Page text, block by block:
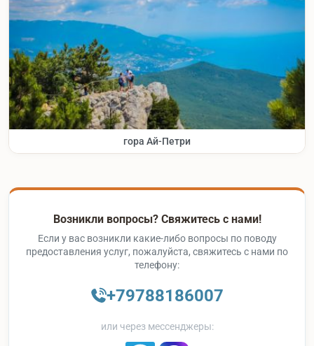
гора Ай-Петри
Возникли вопросы? Свяжитесь с нами!
Если у вас возникли какие-либо вопросы по поводу
предоставления услуг, пожалуйста, свяжитесь с нами по
телефону:
+79788186007
или через мессенджеры: